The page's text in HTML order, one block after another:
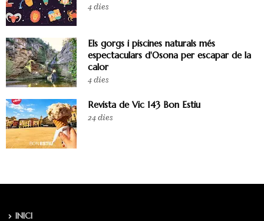
4 dies
Els gorgs i piscines naturals més
espectaculars d'Osona per escapar de la
calor
4 dies
Revista de Vic 143 Bon Estiu
24 dies
INICI